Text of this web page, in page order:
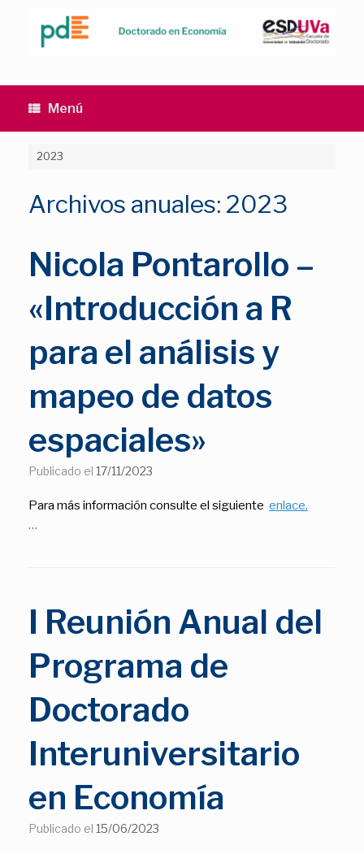
contenido
Menú
2023
Archivos anuales: 2023
Nicola Pontarollo –
«Introducción a R
para el análisis y
mapeo de datos
espaciales»
Publicado el 17/11/2023
Para más información consulte el siguiente enlace.
…
I Reunión Anual del
Programa de
Doctorado
Interuniversitario
en Economía
Publicado el 15/06/2023